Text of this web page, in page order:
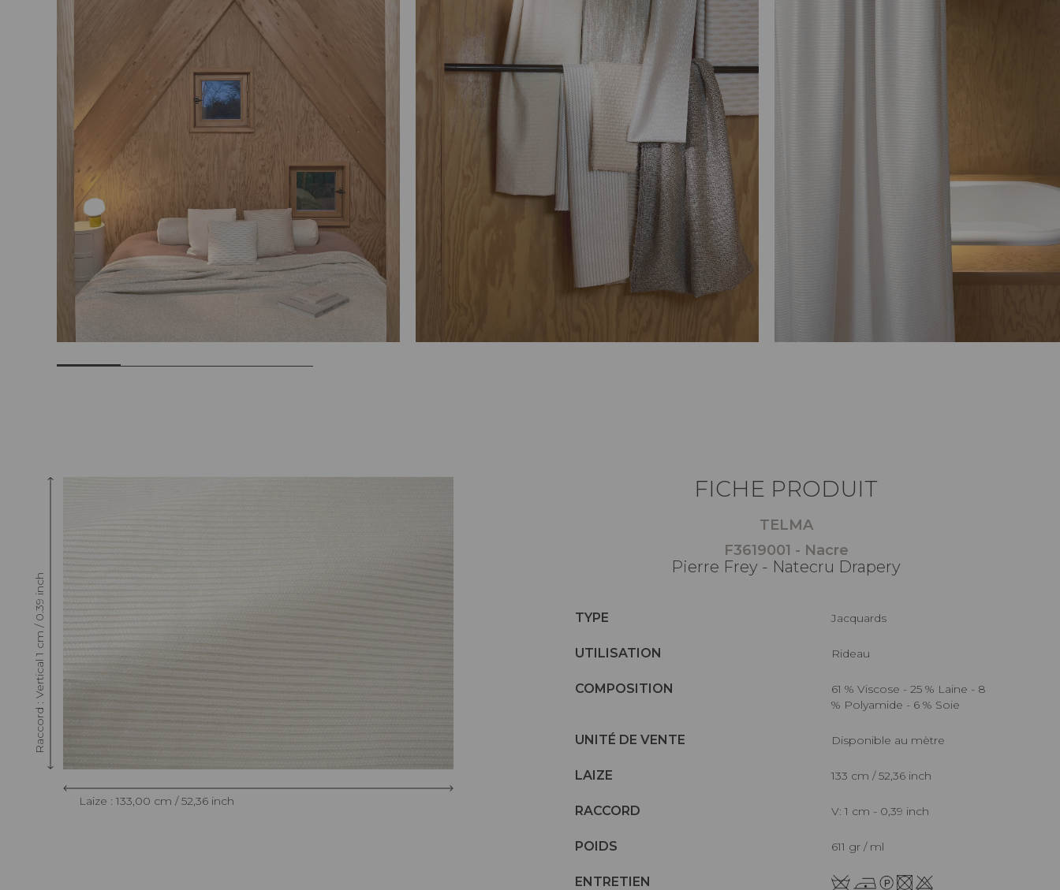
Raccord : Vertical 1 cm / 0.39 inch
Laize : 133,00 cm / 52,36 inch
FICHE PRODUIT
TELMA
F3619001 - Nacre
Pierre Frey - Natecru Drapery
TYPE Jacquards
UTILISATION Rideau
COMPOSITION
61 % Viscose - 25 % Laine - 8
% Polyamide - 6 % Soie
UNITÉ DE VENTE Disponible au mètre
LAIZE 133 cm / 52,36 inch
RACCORD V: 1 cm - 0,39 inch
POIDS 611 gr / ml
ENTRETIEN